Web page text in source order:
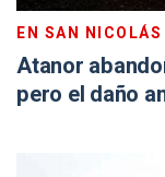
EN SAN NICOLÁS
Atanor
pero el daño